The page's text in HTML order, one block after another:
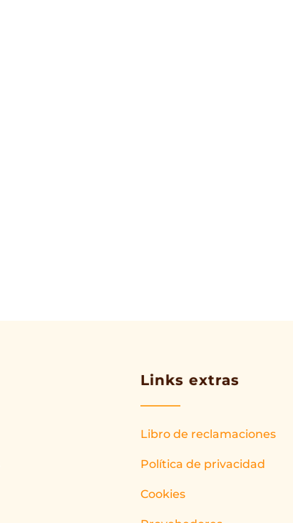
Links extras
Libro de reclamaciones
Política de privacidad
Cookies